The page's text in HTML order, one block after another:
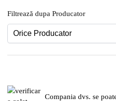
Filtrează dupa Producator
Compania dvs. se